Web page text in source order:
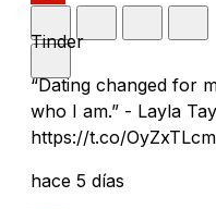
Tinder
“Dating changed for
who I am.” - Layla
https://t.co/
hace 5 días